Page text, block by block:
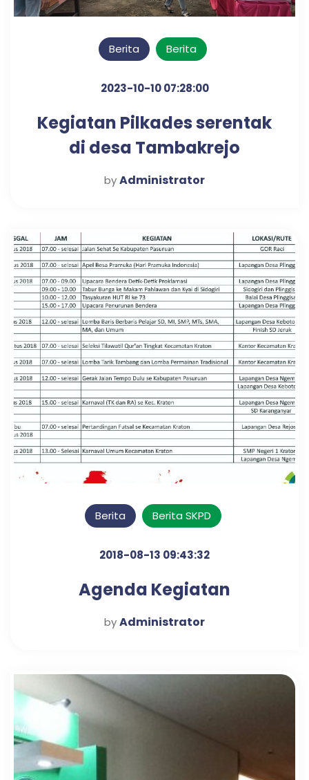
Berita Berita
2023-10-10 07:28:00
Kegiatan Pilkades serentak
di desa Tambakrejo
byAdministrator
Berita Berita SKPD
2018-08-13 09:43:32
Agenda Kegiatan
byAdministrator